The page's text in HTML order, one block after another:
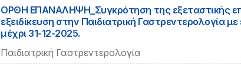
ΟΡΘΗ ΕΠΑΝΑΛΗΨΗ_Συγκρότηση της εξεταστικής
εξειδίκευση στην Παιδιατρική Γαστρεντερολογία
μέχρι 31-12-2025.
Παιδιατρική Γαστρεντερολογία